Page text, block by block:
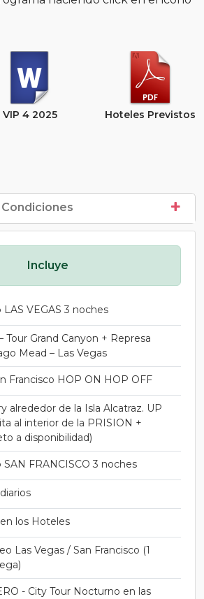
VIP 4 2025 Hoteles Previstos
Incluye
VEGAS 3 noches
Tour Grand Canyon + Represa
Mead – Las Vegas
Francisco HOP ON HOP OFF
alrededor de la Isla Alcatraz. UP
al interior de la PRISION +
a disponibilidad)
FRANCISCO 3 noches
los Hoteles
Las Vegas / San Francisco (1
- City Tour Nocturno en las